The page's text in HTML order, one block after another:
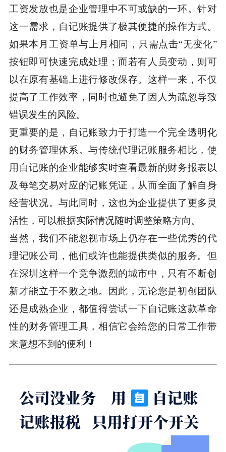
工资发放也是企业管理中不可或缺的一环。针对
这一需求，自记账提供了极其便捷的操作方式。
如果本月工资单与上月相同，只需点击“无变化”
按钮即可快速完成处理；而若有人员变动，则可
以在原有基础上进行修改保存。这样一来，不仅
提高了工作效率，同时也避免了因人为疏忽导致
错误发生的风险。
更重要的是，自记账致力于打造一个完全透明化
的财务管理体系。与传统代理记账服务相比，使
用自记账的企业能够实时查看最新的财务报表以
及每笔交易对应的记账凭证，从而全面了解自身
经营状况。与此同时，这也为企业提供了更多灵
活性，可以根据实际情况随时调整策略方向。
当然，我们不能忽视市场上仍存在一些优秀的代
理记账公司，他们或许也能提供类似的服务。但
在深圳这样一个竞争激烈的城市中，只有不断创
新才能立于不败之地。因此，无论您是初创团队
还是成熟企业，都值得尝试一下自记账这款革命
性的财务管理工具，相信它会给您的日常工作带
来意想不到的便利！